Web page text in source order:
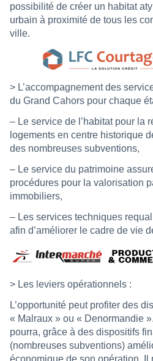
possibilité de créer un habitat
urbain à proximité de tous les
ville.
> L’accompagnement des
du Grand Cahors pour chaque
– Le service de l’habitat pour la
logements en centre historique
des nombreuses subventions,
– Le service du patrimoine
procédures pour la valorisation
immobiliers,
– Les services techniques
afin d’améliorer le cadre de vie
> Les leviers opérationnels :
L’opportunité peut profiter des
« Malraux » ou « Denormandie
pourra, grâce à des dispositifs
(nombreuses subventions)
économique de son opération. Il